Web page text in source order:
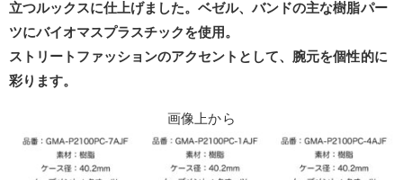
立つルックスに仕上げました。ベゼル、バンドの主な樹脂パー
ツにバイオマスプラスチックを使用。
ストリートファッションのアクセントとして、腕元を個性的に
彩ります。
画像上から